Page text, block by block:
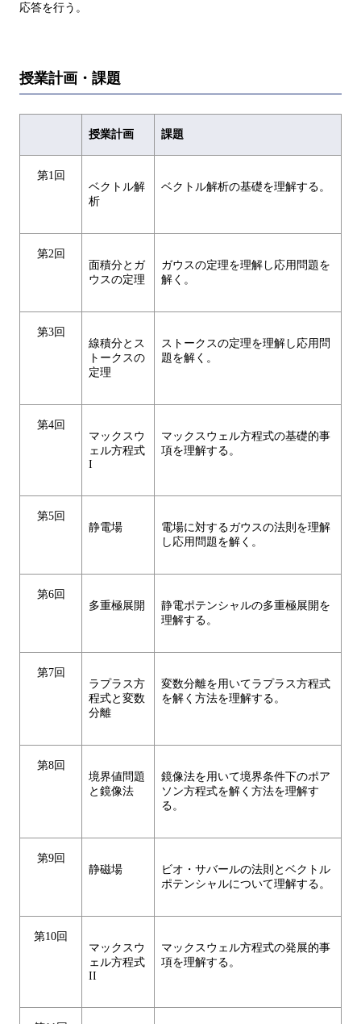
応答を行う。
授業計画・課題
授業計画 課題
第1回
ベクトル解
析
ベクトル解析の基礎を理解する。
第2回
面積分とガ
ウスの定理
ガウスの定理を理解し応用問題を
解く。
第3回
線積分とス
トークスの
定理
ストークスの定理を理解し応用問
題を解く。
第4回
マックスウ
ェル方程式
I
マックスウェル方程式の基礎的事
項を理解する。
第5回
静電場
電場に対するガウスの法則を理解
し応用問題を解く。
第6回
多重極展開
静電ポテンシャルの多重極展開を
理解する。
第7回
ラプラス方
程式と変数
分離
変数分離を用いてラプラス方程式
を解く方法を理解する。
第8回
境界値問題
と鏡像法
鏡像法を用いて境界条件下のポア
ソン方程式を解く方法を理解す
る。
第9回
静磁場
ビオ・サバールの法則とベクトル
ポテンシャルについて理解する。
第10回
マックスウ
ェル方程式
II
マックスウェル方程式の発展的事
項を理解する。